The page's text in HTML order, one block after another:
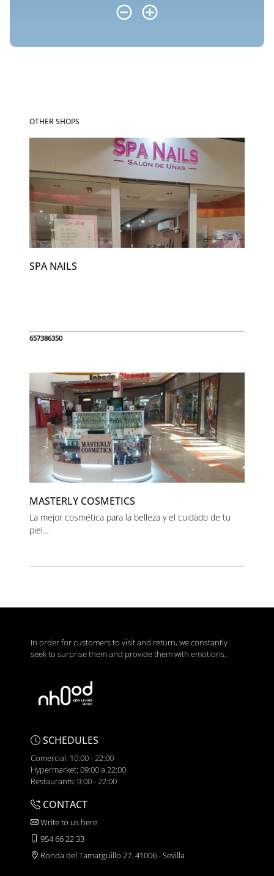
OTHER SHOPS
SPA NAILS
657386350
MASTERLY COSMETICS
La mejor cosmética para la belleza y el cuidado de tu
piel....
In order for customers to visit and return, we constantly
seek to surprise them and provide them with emotions.
SCHEDULES
Comercial: 10:00 - 22:00
Hypermarket: 09:00 a 22:00
Restaurants: 9:00 - 22:00
CONTACT
Write to us here
954 66 22 33
Ronda del Tamarguillo 27. 41006 - Sevilla